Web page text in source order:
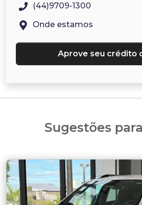
(44)9709-1300
Onde estamos
Aprove seu crédito
Sugestões